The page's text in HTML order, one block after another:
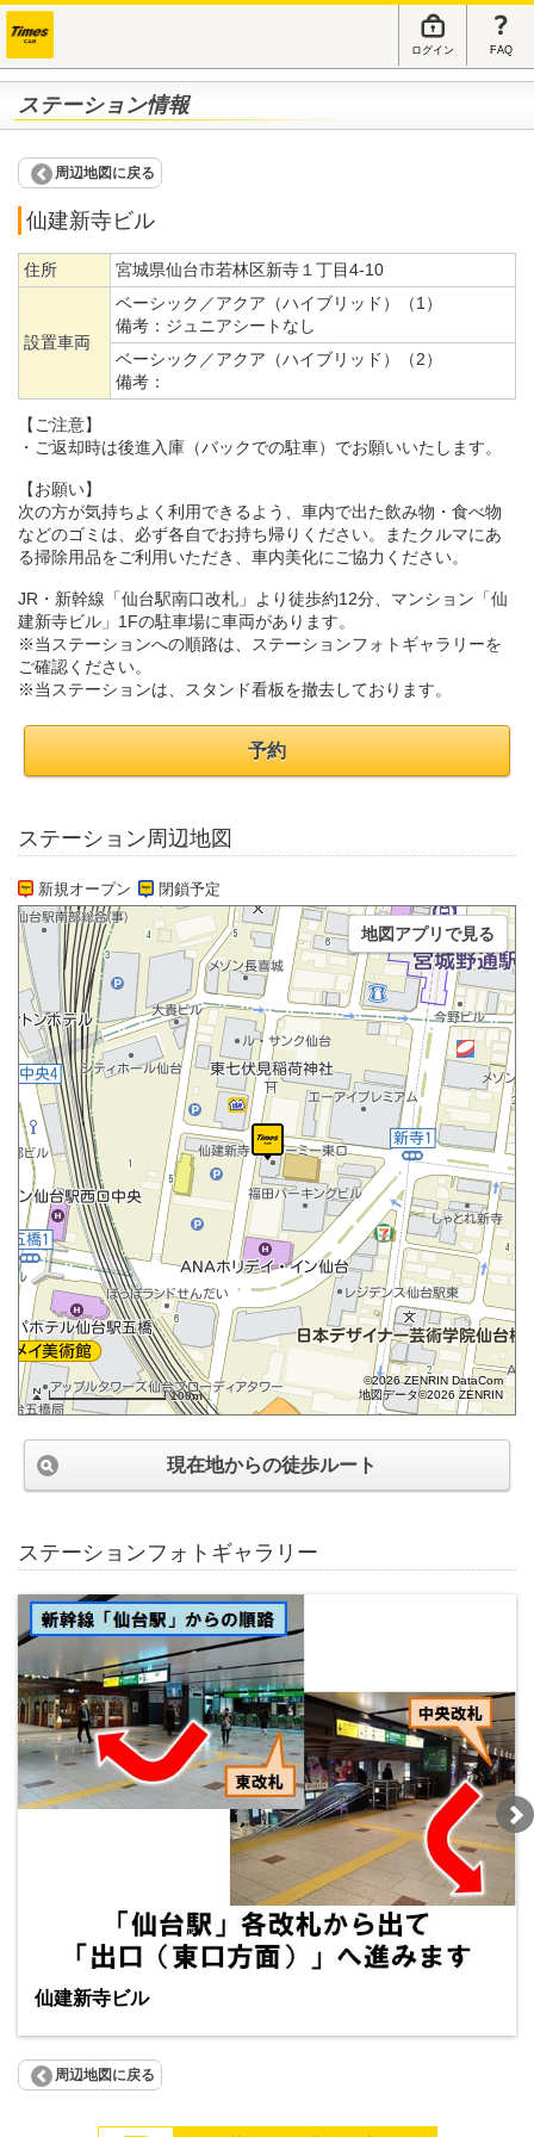
ログイン FAQ
ステーション情報
周辺地図に戻る
仙建新寺ビル
住所 宮城県仙台市若林区新寺１丁目4-10
設置車両
ベーシック／アクア（ハイブリッド）（1）
備考： ジュニアシートなし
ベーシック／アクア（ハイブリッド）（2）
備考：
【ご注意】
・ご返却時は後進入庫（バックでの駐車）でお願いいたします。
【お願い】
次の方が気持ちよく利用できるよう、車内で出た飲み物・食べ物
などのゴミは、必ず各自でお持ち帰りください。またクルマにあ
る掃除用品をご利用いただき、車内美化にご協力ください。
JR・新幹線「仙台駅南口改札」より徒歩約12分、マンション「仙
建新寺ビル」1Fの駐車場に車両があります。
※当ステーションへの順路は、ステーションフォトギャラリーを
ご確認ください。
※当ステーションは、スタンド看板を撤去しております。
予約
ステーション周辺地図
新規オープン 閉鎖予定
100m
©2026 ZENRIN DataCom
地図データ©2026 ZENRIN
地図アプリで見る
現在地からの徒歩ルート
ステーションフォトギャラリー
仙建新寺ビル
周辺地図に戻る